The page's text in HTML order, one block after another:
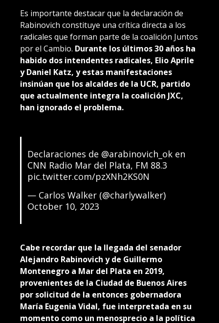
Es importante destacar que la declaración de
Rabinovich constituye una crítica directa a los
radicales que forman parte de la coalición Juntos
por el Cambio. Durante los últimos 30 años ha
habido dos intendentes radicales, Elio Aprile
y Daniel Katz, y estas manifestaciones
insinúan que los alcaldes de la UCR, partido
que actualmente integra la coalición JXC,
han ignorado el problema.
Declaraciones de @arabinovich_oken
CNN Radio Mar del Plata, FM 88.3
pic.twitter.com/pzXNh2KS0N
— Carlos Walker (@charlywalker)
October 10, 2023
Cabe recordar que la llegada del senador
Alejandro Rabinovich y de Guillermo
Montenegro a Mar del Plata en 2019,
provenientes de la Ciudad de Buenos Aires
por solicitud de la entonces gobernadora
María Eugenia Vidal, fue interpretada en su
momento como un menosprecio a la política